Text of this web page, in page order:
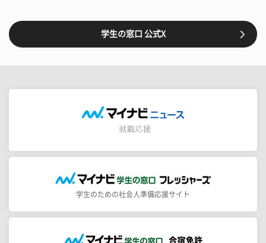
学生の窓口 公式X
学生のための社会人準備応援サイト